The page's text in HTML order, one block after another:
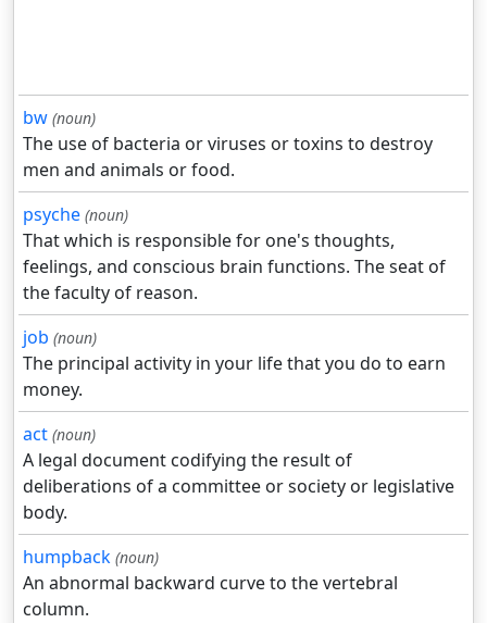
bw (noun)
The use of bacteria or viruses or toxins to destroy
men and animals or food.
psyche (noun)
That which is responsible for one's thoughts,
feelings, and conscious brain functions. The seat of
the faculty of reason.
job (noun)
The principal activity in your life that you do to earn
money.
act (noun)
A legal document codifying the result of
deliberations of a committee or society or legislative
body.
humpback (noun)
An abnormal backward curve to the vertebral
column.